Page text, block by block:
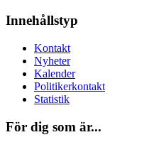
Innehållstyp
Kontakt
Nyheter
Kalender
Politikerkontakt
Statistik
För dig som är...